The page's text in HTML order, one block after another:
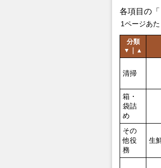
各項目の
1ページあ
分類
▼ ▲
清掃
箱・
袋詰
め
その
他役
務
生